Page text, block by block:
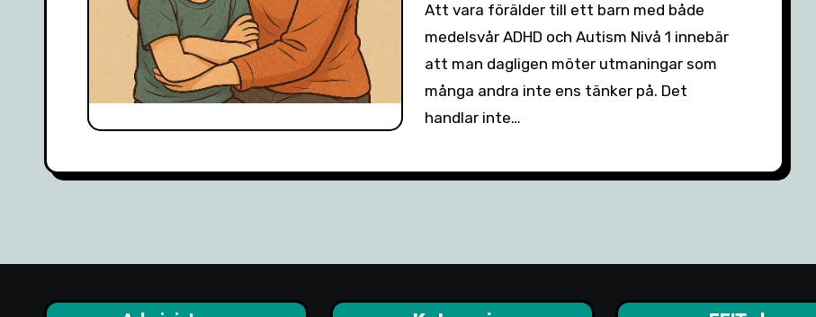
Att vara förälder till ett barn med både
medelsvår ADHD och Autism Nivå 1 innebär
att man dagligen möter utmaningar som
många andra inte ens tänker på. Det
handlar inte…